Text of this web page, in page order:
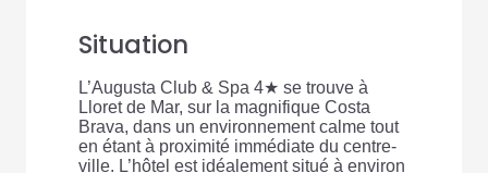
Situation
L’Augusta Club & Spa 4★ se trouve à
Lloret de Mar, sur la magnifique Costa
Brava, dans un environnement calme tout
en étant à proximité immédiate du centre-
ville. L’hôtel est idéalement situé à environ